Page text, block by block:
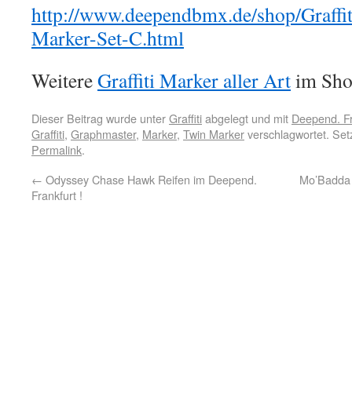
http://www.deependbmx.de/shop/
Marker-Set-C.html
WeitereGraffiti Marker aller Artim
Dieser Beitrag wurde unterGraffitiabgelegt und mit Deepend.
Graffiti, Graphmaster, Marker, Twin Markerverschlagwortet.
Permalink.
← Odyssey Chase Hawk Reifen im Deepend.
Frankfurt !